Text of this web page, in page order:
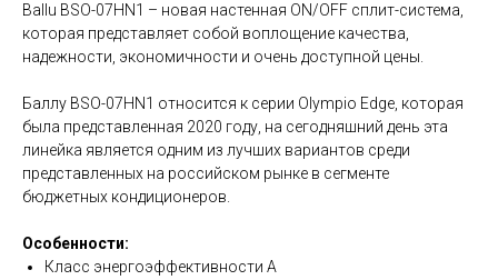
Ballu BSO-07HN1 – новая настенная ON/OFF сплит-система,
которая представляет собой воплощение качества,
надежности, экономичности и очень доступной цены.
Баллу BSO-07HN1 относится к серии Olympio Edge, которая
была представленная 2020 году, на сегодняшний день эта
линейка является одним из лучших вариантов среди
представленных на российском рынке в сегменте
бюджетных кондиционеров.
Особенности:
Класс энергоэффективности A